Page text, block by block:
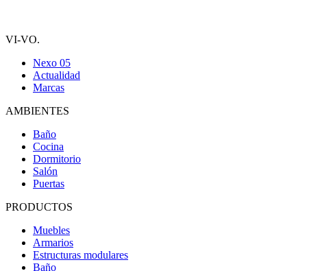
VI-VO.
Nexo 05
Actualidad
Marcas
AMBIENTES
Baño
Cocina
Dormitorio
Salón
Puertas
PRODUCTOS
Muebles
Armarios
Estructuras modulares
Baño